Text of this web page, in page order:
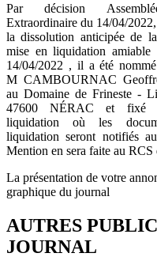
Par décision
Extraordinaire du 14/04/
la dissolution anticipée de
mise en liquidation amiable
14/04/2022 , il a été
M CAMBOURNAC
au Domaine de Frineste -
47600 NÉRAC et fixé
liquidation où les
liquidation seront notifiés
Mention en sera faite au
La présentation de votre
graphique du journal
AUTRES
JOURNAL